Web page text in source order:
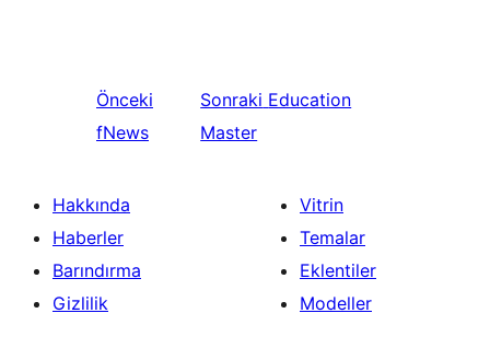
Önceki
fNews
Sonraki Education
Master
Hakkında
Haberler
Barındırma
Gizlilik
Vitrin
Temalar
Eklentiler
Modeller